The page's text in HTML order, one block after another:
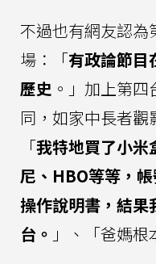
不過也有網友認為
場：「有政論節目
歷史 。」加上第
同，如家中長者觀
「我特地買了小
尼、HBO等等，
操作說明書，結果
台。 」、「爸媽根